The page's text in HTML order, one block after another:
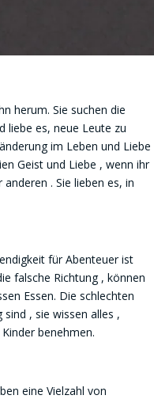
herum. Sie suchen die
liebe es, neue Leute zu
im Leben und Liebe
Geist und Liebe , wenn ihr
. Sie lieben es, in
für Abenteuer ist
falsche Richtung , können
Essen. Die schlechten
, sie wissen alles ,
benehmen.
eine Vielzahl von